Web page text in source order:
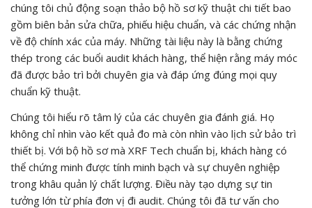
chúng tôi chủ động soạn thảo bộ hồ sơ kỹ thuật chi tiết bao
gồm biên bản sửa chữa, phiếu hiệu chuẩn, và các chứng nhận
về độ chính xác của máy. Những tài liệu này là bằng chứng
thép trong các buổi audit khách hàng, thể hiện rằng máy móc
đã được bảo trì bởi chuyên gia và đáp ứng đúng mọi quy
chuẩn kỹ thuật.
Chúng tôi hiểu rõ tâm lý của các chuyên gia đánh giá. Họ
không chỉ nhìn vào kết quả đo mà còn nhìn vào lịch sử bảo trì
thiết bị. Với bộ hồ sơ mà XRF Tech chuẩn bị, khách hàng có
thể chứng minh được tính minh bạch và sự chuyên nghiệp
trong khâu quản lý chất lượng. Điều này tạo dựng sự tin
tưởng lớn từ phía đơn vị đi audit. Chúng tôi đã tư vấn cho